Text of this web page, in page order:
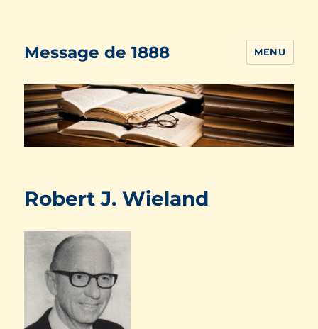
Message de 1888 MENU
Robert J. Wieland